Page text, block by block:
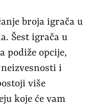
broja igrača u
Šest igrača u
podiže opcije,
i
više
koje će vam